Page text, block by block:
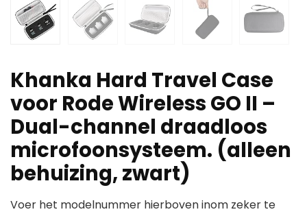
Khanka Hard Travel Case
voor Rode Wireless GO II –
Dual-channel draadloos
microfoonsysteem. (alleen
behuizing, zwart)
Voer het modelnummer hierboven inom zeker te